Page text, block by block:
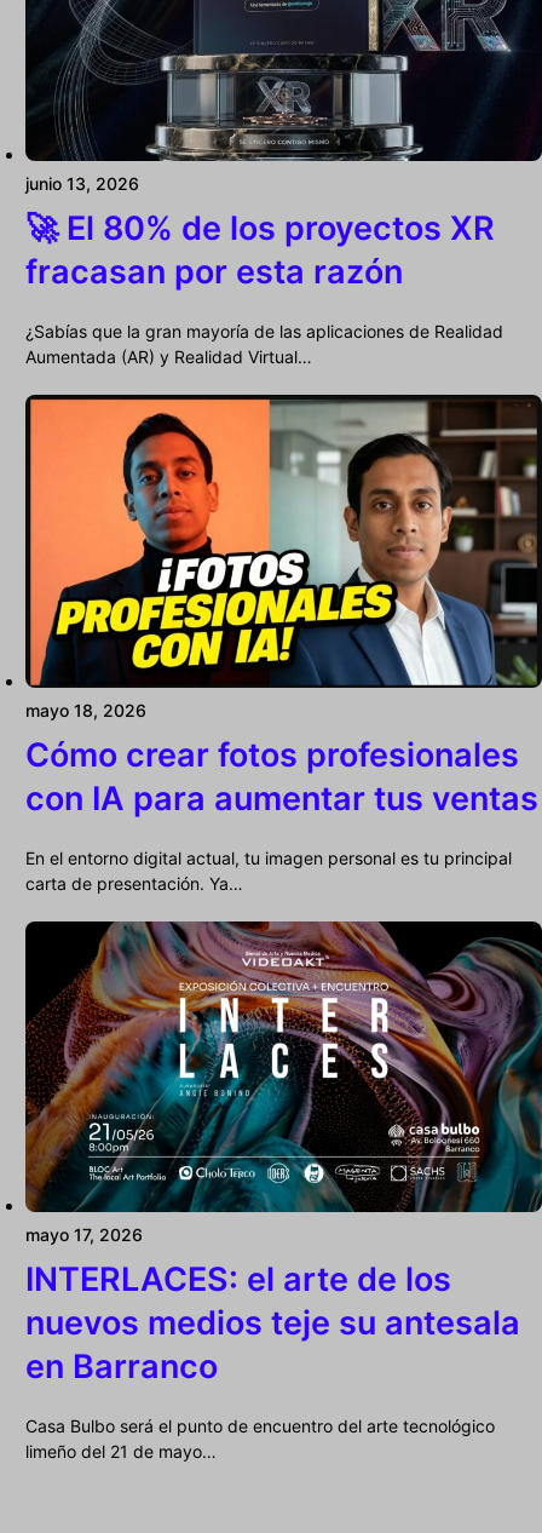
junio 13, 2026
🚀 El 80% de los proyectos XR
fracasan por esta razón
¿Sabías que la gran mayoría de las aplicaciones de Realidad
Aumentada (AR) y Realidad Virtual…
mayo 18, 2026
Cómo crear fotos profesionales
con IA para aumentar tus ventas
En el entorno digital actual, tu imagen personal es tu principal
carta de presentación. Ya…
mayo 17, 2026
INTERLACES: el arte de los
nuevos medios teje su antesala
en Barranco
Casa Bulbo será el punto de encuentro del arte tecnológico
limeño del 21 de mayo…